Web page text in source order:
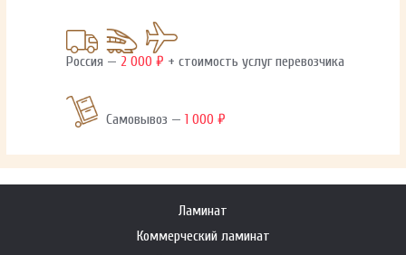
Россия — 2 000 ₽ + стоимость услуг перевозчика
Самовывоз —1 000 ₽
Ламинат
Коммерческий ламинат